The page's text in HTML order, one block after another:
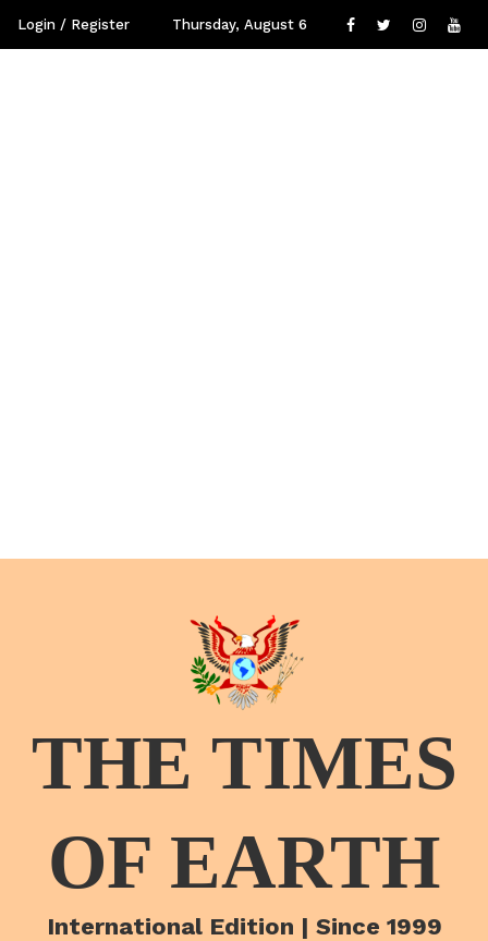
Login / Register Thursday, August 6
THE TIMES
OF EARTH
International Edition | Since 1999